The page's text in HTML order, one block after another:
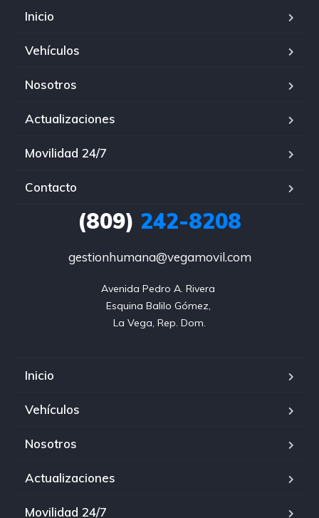
Inicio
Vehículos
Nosotros
Actualizaciones
Movilidad 24/7
Contacto
(809) 242-8208
gestionhumana@vegamovil.com
Avenida Pedro A. Rivera
Esquina Balilo Gómez,
La Vega, Rep. Dom.
Inicio
Vehículos
Nosotros
Actualizaciones
Movilidad 24/7